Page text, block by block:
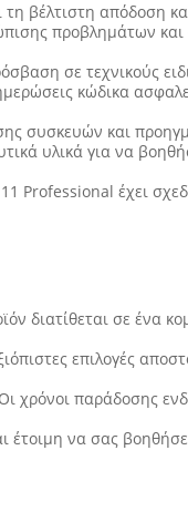
βέλτιστη απόδοση
προβλημάτων
σε τεχνικούς
κώδικα
συσκευών και
υλικά για να
Professional έχει
διατίθεται σε ένα
επιλογές
χρόνοι παράδοσης
έτοιμη να σας